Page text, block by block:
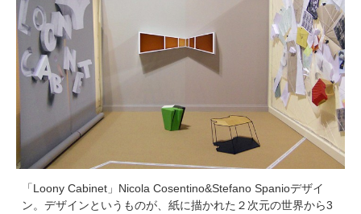
「Loony Cabinet」Nicola Cosentino&Stefano Spanioデザイ
ン。デザインというものが、紙に描かれた２次元の世界から3